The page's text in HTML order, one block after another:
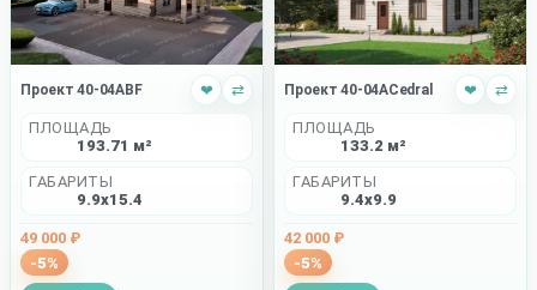
Проект 40-04ABF ❤ ⇄
ПЛОЩАДЬ
193.71 м²
ГАБАРИТЫ
9.9x15.4
49 000 ₽
-5%
Проект 40-04ACedral ❤ ⇄
ПЛОЩАДЬ
133.2 м²
ГАБАРИТЫ
9.4x9.9
42 000 ₽
-5%